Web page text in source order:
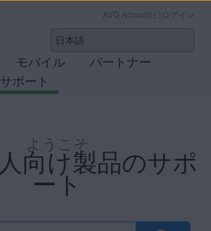
AVG Account にログイン
モバイル
パートナー
サポート
ようこそ
向け製品のサポ
ート